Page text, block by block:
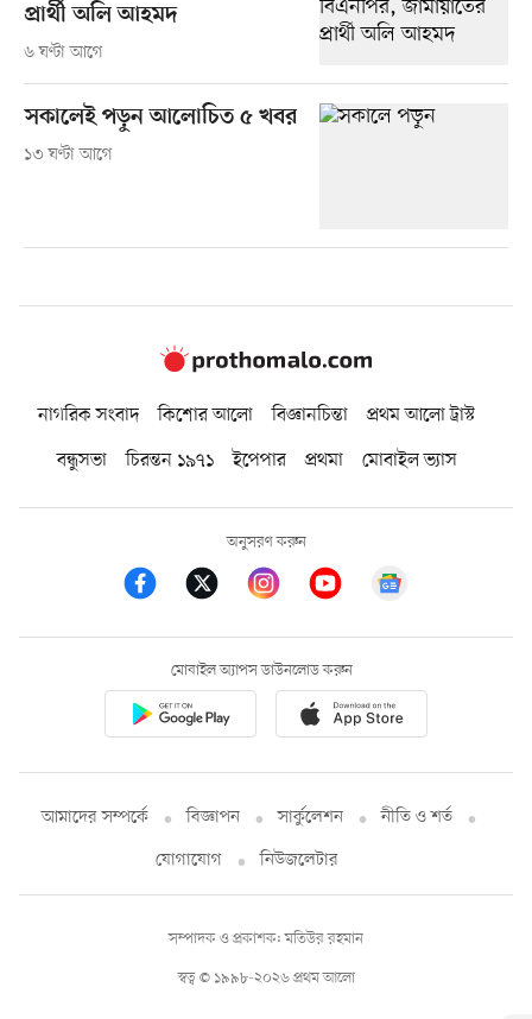
প্রার্থী অলি আহমদ
৬ ঘণ্টা আগে
সকালেই পড়ুন আলোচিত ৫ খবর
১৩ ঘণ্টা আগে
নাগরিক সংবাদ কিশোর আলো বিজ্ঞানচিন্তা
প্রথম আলো ট্রাস্ট
বন্ধুসভা
চিরন্তন ১৯৭১ ইপেপার প্রথমা মোবাইল ভ্যাস
অনুসরণ করুন
মোবাইল অ্যাপস ডাউনলোড করুন
আমাদের সম্পর্কে বিজ্ঞাপন সার্কুলেশন
নীতি ও শর্ত
যোগাযোগ
নিউজলেটার
স্বত্ব © ১৯৯৮-২০২৬ প্রথম আলো
সম্পাদক ও প্রকাশক: মতিউর রহমান